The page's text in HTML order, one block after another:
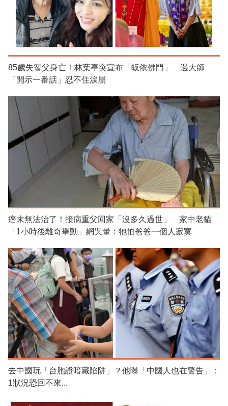
85歲失智父身亡！林葉亭突宣布「皈依佛門」 遇大師
「開示一番話」忍不住淚崩
癌末無法治了！接病重父回家「沒多久過世」 家中老貓
「1小時後離奇舉動」網哭暈：牠怕爸爸一個人寂寞
去中國玩「台胞證暗藏陷阱」？他曝「中國人也在警告」：
1狀況恐回不來...